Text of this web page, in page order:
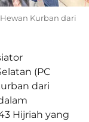
Kurban dari
(PC
dari
Hijriah yang